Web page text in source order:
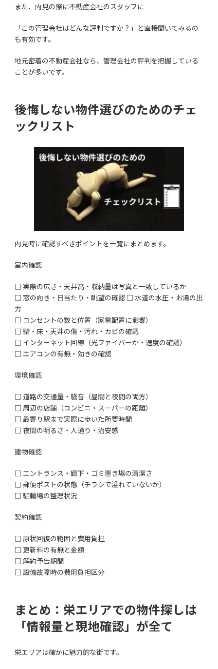
また、内見の際に不動産会社のスタッフに
「この管理会社はどんな評判ですか？」と直接聞いてみるの
も有効です。
地元密着の不動産会社なら、管理会社の評判を把握している
ことが多いです。
後悔しない物件選びのためのチェ
ックリスト
内見時に確認すべきポイントを一覧にまとめます。
室内確認
□ 実際の広さ・天井高・収納量は写真と一致しているか
□ 窓の向き・日当たり・眺望の確認 □ 水道の水圧・お湯の出
方
□ コンセントの数と位置（家電配置に影響）
□ 壁・床・天井の傷・汚れ・カビの確認
□ インターネット回線（光ファイバーか・速度の確認）
□ エアコンの有無・効きの確認
環境確認
□ 道路の交通量・騒音（昼間と夜間の両方）
□ 周辺の店舗（コンビニ・スーパーの距離）
□ 最寄り駅まで実際に歩いた所要時間
□ 夜間の明るさ・人通り・治安感
建物確認
□ エントランス・廊下・ゴミ置き場の清潔さ
□ 郵便ポストの状態（チラシで溢れていないか）
□ 駐輪場の整理状況
契約確認
□ 原状回復の範囲と費用負担
□ 更新料の有無と金額
□ 解約予告期間
□ 設備故障時の費用負担区分
まとめ：栄エリアでの物件探しは
「情報量と現地確認」が全て
栄エリアは確かに魅力的な街です。